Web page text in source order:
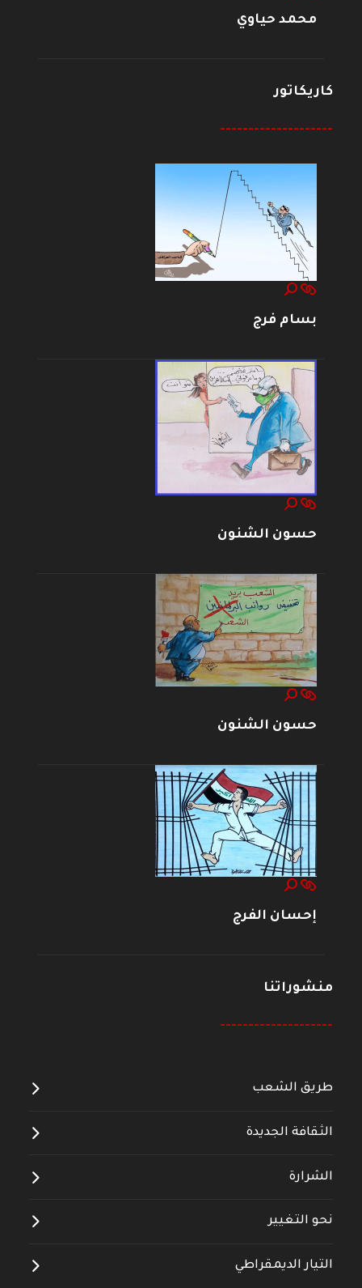
محمد حياوي
كاريكاتور
--------------------
بسام فرج
حسون الشنون
حسون الشنون
إحسان الفرج
منشوراتنا
--------------------
طريق الشعب
الثقافة الجديدة
الشرارة
نحو التغيير
التيار الديمقراطي